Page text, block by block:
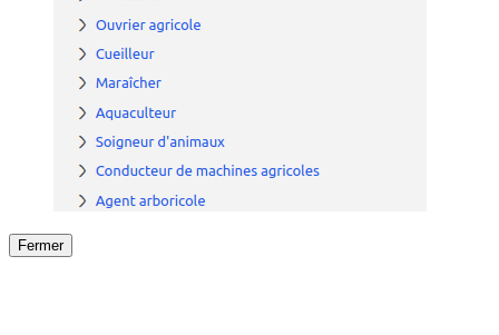
Fermer